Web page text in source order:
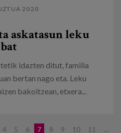
2020
askatasun leku
bat
idazten ditut, familia
bertan nago eta. Leku
bakoitzean, etxera...
4 5 6 7 8 9 10 11
…